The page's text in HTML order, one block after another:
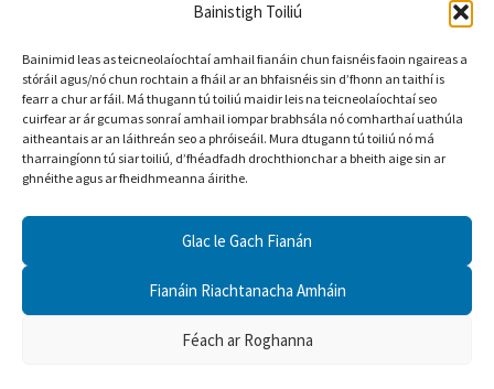
Bainistigh Toiliú
Bainimid leas as teicneolaíochtaí amhail fianáin chun faisnéis faoin ngaireas a
stóráil agus/nó chun rochtain a fháil ar an bhfaisnéis sin d’fhonn an taithí is
fearr a chur ar fáil. Má thugann tú toiliú maidir leis na teicneolaíochtaí seo
cuirfear ar ár gcumas sonraí amhail iompar brabhsála nó comharthaí uathúla
aitheantais ar an láithreán seo a phróiseáil. Mura dtugann tú toiliú nó má
tharraingíonn tú siar toiliú, d’fhéadfadh drochthionchar a bheith aige sin ar
ghnéithe agus ar fheidhmeanna áirithe.
Glac le Gach Fianán
Fianáin Riachtanacha Amháin
Féach ar Roghanna
NAT/IE/000263 LIFE ar Mhachaire. Ní léiríonn ábhar an tsuímh
ghréasáin seo ach dearcadh an údair. Níl an Ghníomhaireacht
Feidhmiúcháin um Fhiontair Bheaga agus Mheánmhéide
(EASME) ná an Coimisiún Eorpach freagrach as aon úsáid a
d’fhéadfaí a bhaint as an bhfaisnéis atá ann.
© 2026 LIFE ar Mhacaire |Polasaí Príobháideachais|Polasaí
|Bainistigh Toiliú maidir le Fianáin